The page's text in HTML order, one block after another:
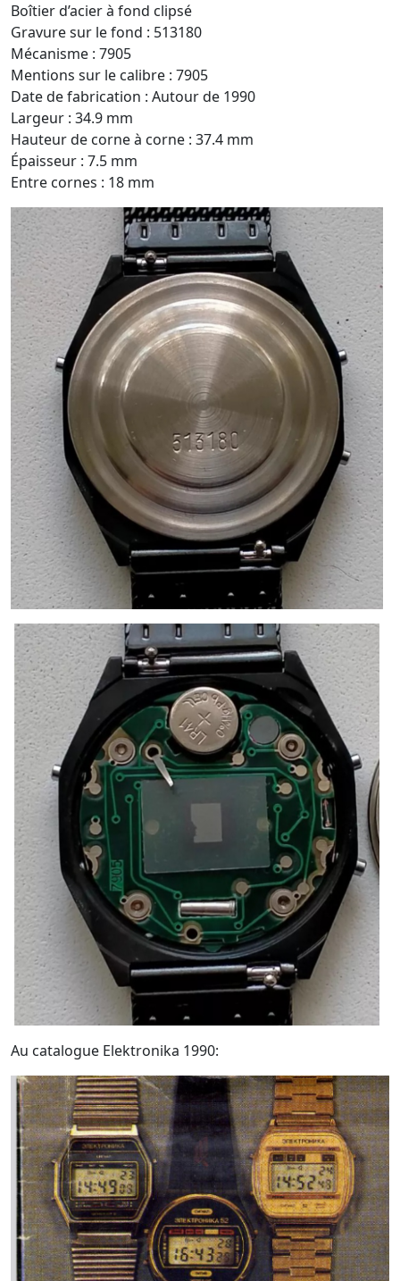
Boîtier d’acier à fond clipsé
Gravure sur le fond : 513180
Mécanisme : 7905
Mentions sur le calibre : 7905
Date de fabrication : Autour de 1990
Largeur : 34.9 mm
Hauteur de corne à corne : 37.4 mm
Épaisseur : 7.5 mm
Entre cornes : 18 mm
Au catalogue Elektronika 1990: